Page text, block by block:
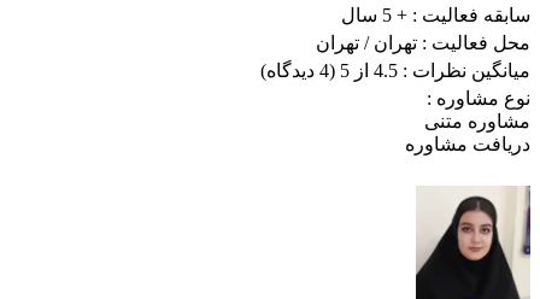
سابقه فعالیت : + 5 سال
محل فعالیت : تهران/ تهران
میانگین نظرات : 4.5 از 5
(4 دیدگاه)
نوع مشاوره :
مشاوره متنی
دریافت مشاوره